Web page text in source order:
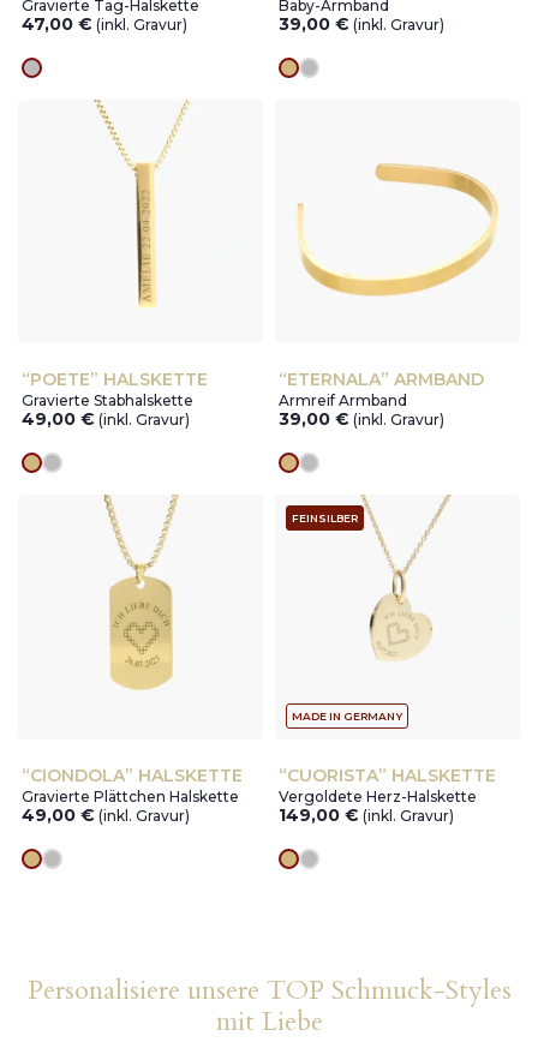
Gravierte Tag-Halskette
47,00€ (inkl. Gravur)
silver
Baby-Armband
39,00€ (inkl. Gravur)
Goldes
silver
“POETE” HALSKETTE
Gravierte Stabhalskette
49,00€ (inkl. Gravur)
Goldes
silver
“ETERNALA” ARMBAND
Armreif Armband
39,00€ (inkl. Gravur)
Goldes
silver
“CIONDOLA” HALSKETTE
Gravierte Plättchen Halskette
49,00€ (inkl. Gravur)
Goldes
silver
FEINSILBER
MADE IN GERMANY
“CUORISTA” HALSKETTE
Vergoldete Herz-Halskette
149,00€ (inkl. Gravur)
Goldes
silver
Personalisiere unsere TOP Schmuck-Styles
mit Liebe